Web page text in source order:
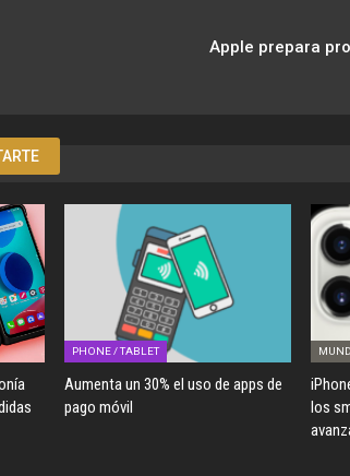
Apple prepara
PHONE / TABLET
Aumenta un 30% el uso de apps de
pago móvil
los